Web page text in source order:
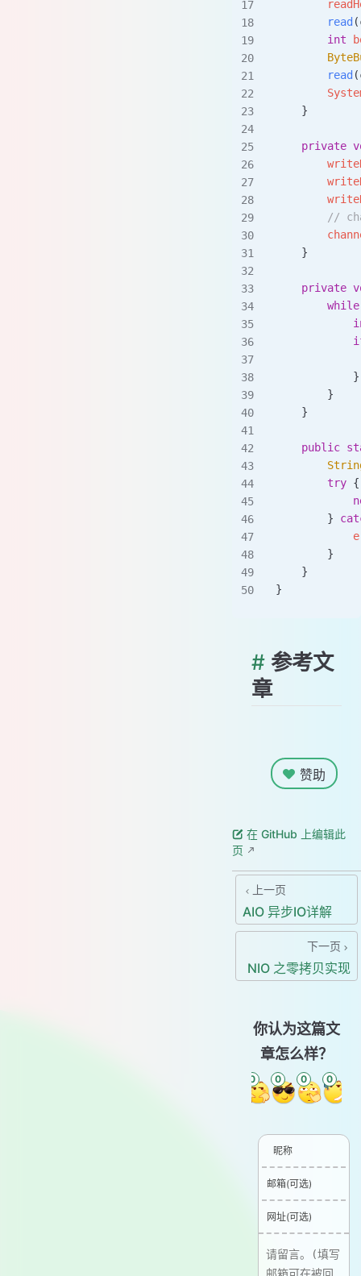
        read
        int
        read
    }
    private
//
    }
    private
        while
            }
        }
    }
    public
        try
{
        }
            e
        }
    }
}
# 参考文
章
赞助
在 GitHub 上编辑此
页
上一页
AIO 异步IO详解
下一页
NIO 之零拷贝实现
你认为这篇文
章怎么样？
0 0 0 0
昵称
邮箱(可选)
网址(可选)